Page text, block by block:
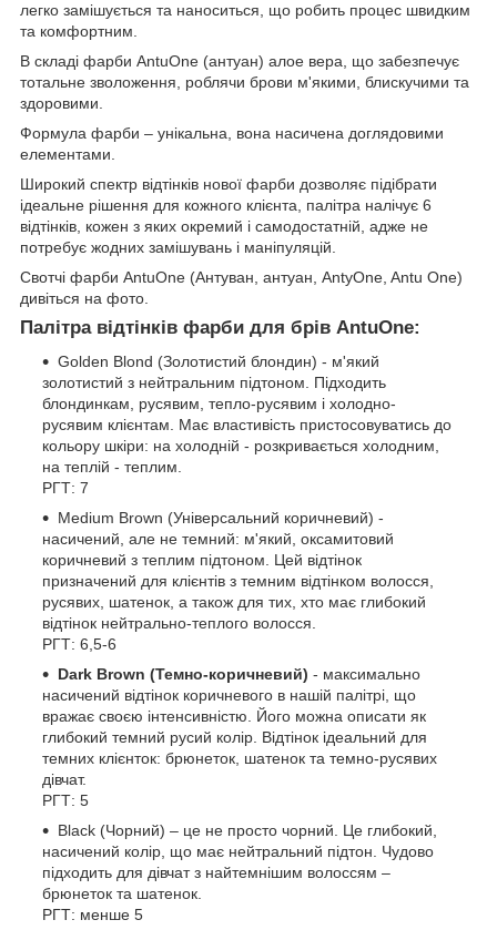
легко замішується та наноситься, що робить процес швидким
та комфортним.
В складі фарби AntuOne (антуан) алое вера, що забезпечує
тотальне зволоження, роблячи брови м'якими, блискучими та
здоровими.
Формула фарби – унікальна, вона насичена доглядовими
елементами.
Широкий спектр відтінків нової фарби дозволяє підібрати
ідеальне рішення для кожного клієнта, палітра налічує 6
відтінків, кожен з яких окремий і самодостатній, адже не
потребує жодних замішувань і маніпуляцій.
Свотчі фарби AntuOne (Антуван, антуан, AntyOne, Antu One)
дивіться на фото.
Палітра відтінків фарби для брів AntuOne:
Golden Blond (Золотистий блондин) - м'який
золотистий з нейтральним підтоном. Підходить
блондинкам, русявим, тепло-русявим і холодно-
русявим клієнтам. Має властивість пристосовуватись до
кольору шкіри: на холодній - розкривається холодним,
на теплій - теплим.
РГТ: 7
Medium Brown (Універсальний коричневий) -
насичений, але не темний: м'який, оксамитовий
коричневий з теплим підтоном. Цей відтінок
призначений для клієнтів з темним відтінком волосся,
русявих, шатенок, а також для тих, хто має глибокий
відтінок нейтрально-теплого волосся.
РГТ: 6,5-6
Dark Brown (Темно-коричневий) - максимально
насичений відтінок коричневого в нашій палітрі, що
вражає своєю інтенсивністю. Його можна описати як
глибокий темний русий колір. Відтінок ідеальний для
темних клієнток: брюнеток, шатенок та темно-русявих
дівчат.
РГТ: 5
Black (Чорний) – це не просто чорний. Це глибокий,
насичений колір, що має нейтральний підтон. Чудово
підходить для дівчат з найтемнішим волоссям –
брюнеток та шатенок.
РГТ: менше 5